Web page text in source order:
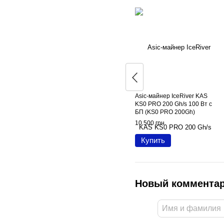
Asic-майнер IceRiver KAS
KS0 PRO 200 Gh/s 100 Вт с
БП (KS0 PRO 200Gh)
10 500 грн
Купить
Новый